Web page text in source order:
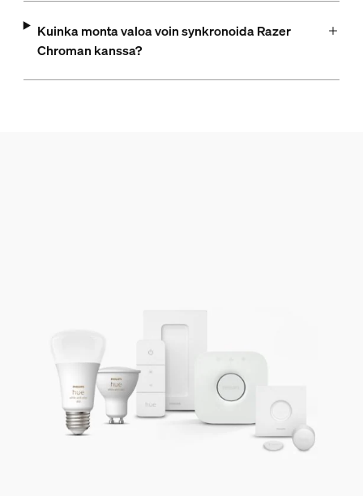
Kuinka monta valoa voin synkronoida Razer
Chroman kanssa?